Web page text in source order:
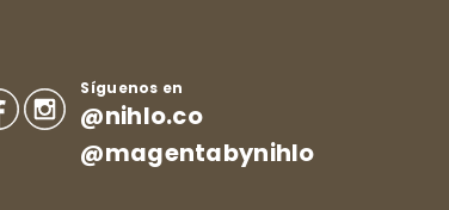
Síguenos en
@nihlo.co
@magentabynihlo